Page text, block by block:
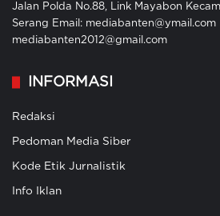
Jalan Polda No.88, Link Mayabon
Serang Email: mediabanten@ymail.com
mediabanten2012@gmail.com
INFORMASI
Redaksi
Pedoman Media Siber
Kode Etik Jurnalistik
Info Iklan